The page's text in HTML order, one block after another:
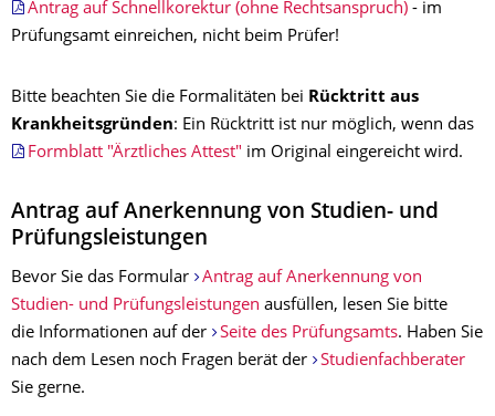
Antrag auf Schnellkorektur (ohne Rechtsanspruch) - im
Prüfungsamt einreichen, nicht beim Prüfer!
Bitte beachten Sie die Formalitäten bei Rücktritt aus
Krankheitsgründen: Ein Rücktritt ist nur möglich, wenn das
Formblatt "Ärztliches Attest" im Original eingereicht wird.
Antrag auf Anerkennung von Studien- und
Prüfungsleistungen
Bevor Sie das Formular
Antrag auf Anerkennung von
Studien- und Prüfungsleistungen ausfüllen, lesen Sie bitte
die Informationen auf der
Seite des Prüfungsamts. Haben Sie
nach dem Lesen noch Fragen berät der
Studienfachberater
Sie gerne.